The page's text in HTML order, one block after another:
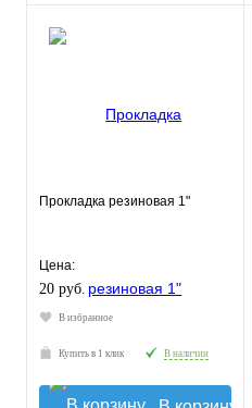
Прокладка резиновая 1"
Цена:
20 руб.
В избранное
Купить в 1 клик В наличии